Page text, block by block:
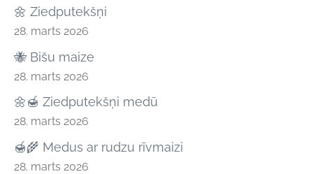
🌼 Ziedputekšņi
28. marts 2026
🐝 Bišu maize
28. marts 2026
🌼🍯 Ziedputekšņi medū
28. marts 2026
🍯🌾 Medus ar rudzu rīvmaizi
28. marts 2026